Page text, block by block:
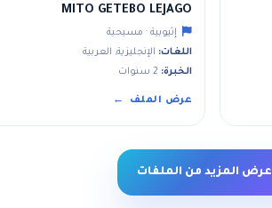
MITO GETEBO LEJAGO
إثيوبية · مسيحية
اللغات: الإنجليزية, العربية
الخبرة:
عرض الملف
عرض المزيد من الملفات